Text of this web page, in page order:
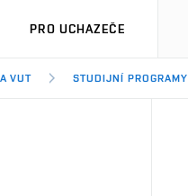
PRO UCHAZEČE
VUT STUDIJNÍ PROGRAMY